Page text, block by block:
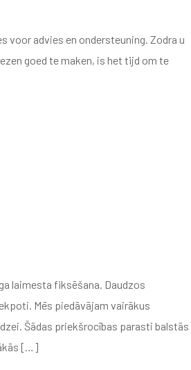
advies en ondersteuning. Zodra u
goed te maken, is het tijd om te
laimesta fiksēšana. Daudzos
Mēs piedāvājam vairākus
Šādas priekšrocības parasti balstās
[…]